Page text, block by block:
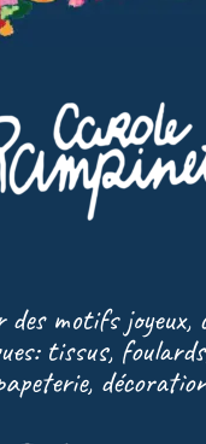
des motifs joyeux,
tissus,